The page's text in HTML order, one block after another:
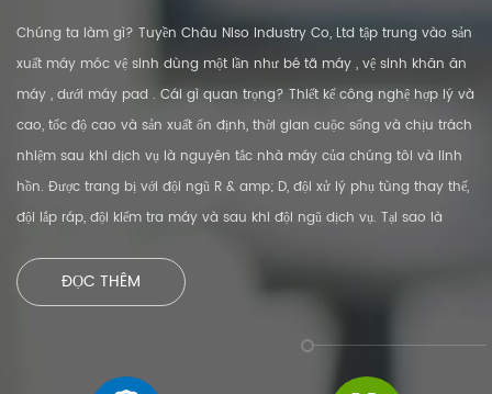
Chúng ta làm gì? Tuyền Châu Niso Industry Co, Ltd tập trung vào sản
xuất máy móc vệ sinh dùng một lần như bé tã máy , vệ sinh khăn ăn
máy , dưới máy pad . Cái gì quan trọng? Thiết kế công nghệ hợp lý và
cao, tốc độ cao và sản xuất ổn định, thời gian cuộc sống và chịu trách
nhiệm sau khi dịch vụ là nguyên tắc nhà máy của chúng tôi và linh
hồn. Được trang bị với đội ngũ R & amp; D, đội xử lý phụ tùng thay thế,
đội lắp ráp, đội kiểm tra máy và sau khi đội ngũ dịch vụ. Tại sao là
sản phẩm và thiết kế máy, nguyên liệu lựa chọn, thiết kế logo, nhà điều
hành máy Trung Quốc và đào tạo để cung cấp cho bạn một dịch vụ
chìa khóa trao tay. Những gì bạn sẽ nhận được? Đội ngũ hợp tác lâu
ĐỌC THÊM